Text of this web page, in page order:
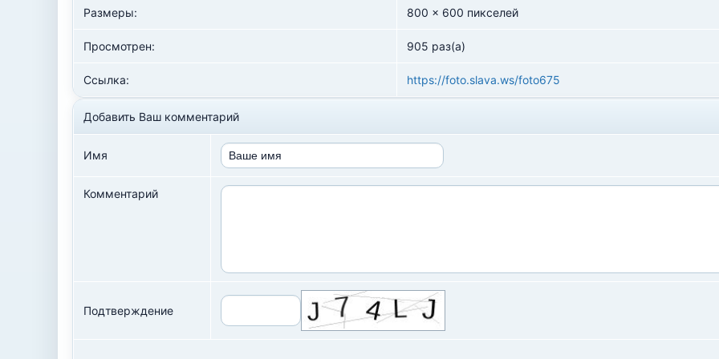
Размеры: 800 x 600 пикселей
Просмотрен: 905 раз(а)
Ссылка: https://foto.slava.ws/foto675
Добавить Ваш комментарий
Имя
Комментарий
Подтверждение